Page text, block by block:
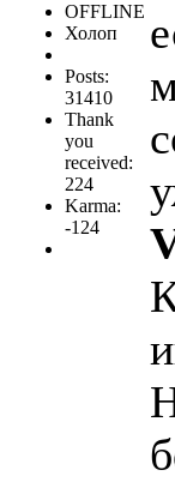
OFFLINE
Холоп
Posts:
31410
Thank
you
received:
224
Karma:
-124